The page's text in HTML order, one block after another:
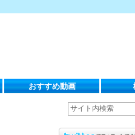
おすすめ動画